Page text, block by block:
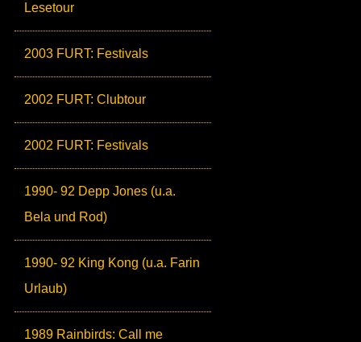
Lesetour
2003 FURT: Festivals
2002 FURT: Clubtour
2002 FURT: Festivals
1990- 92 Depp Jones (u.a.
Bela und Rod)
1990- 92 King Kong (u.a. Farin
Urlaub)
1989 Rainbirds: Call me